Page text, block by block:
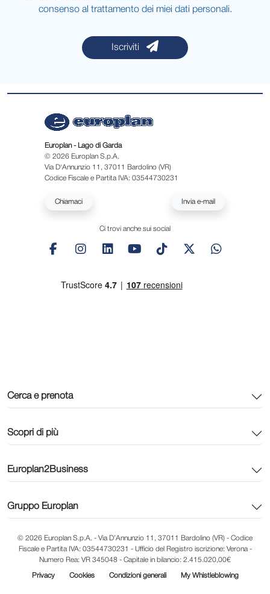
consenso al trattamento dei miei dati personali.
Iscriviti
Cerca e prenota
Scopri di più
Europlan2Business
Gruppo Europlan
Europlan - Lago di Garda
© 2026 Europlan S.p.A.
Via D'Annunzio 11, 37011 Bardolino (VR)
Codice Fiscale e Partita IVA: 03544730231
Chiamaci Invia e-mail
Ci trovi anche sui social
© 2026 Europlan S.p.A. - Via D’Annunzio 11, 37011 Bardolino (VR) - Codice
Fiscale e Partita IVA: 03544730231 - Ufficio del Registro iscrizione: Verona -
Numero Rea: VR 345048 - Capitale in bilancio: 2.415.020,00€
Privacy Cookies Condizioni generali My Whistleblowing